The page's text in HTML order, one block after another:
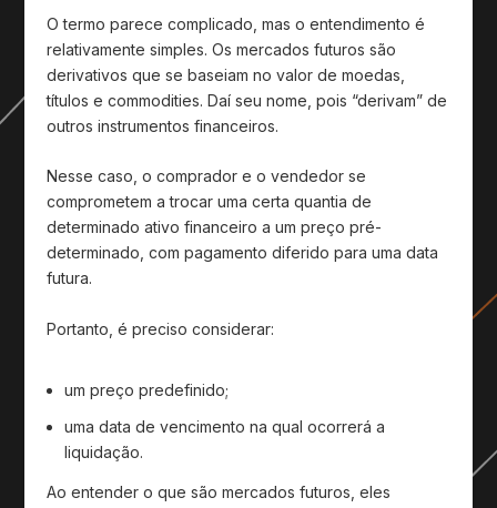
O termo parece complicado, mas o entendimento é
relativamente simples. Os mercados futuros são
derivativos que se baseiam no valor de moedas,
títulos e commodities. Daí seu nome, pois “derivam” de
outros instrumentos financeiros.
Nesse caso, o comprador e o vendedor se
comprometem a trocar uma certa quantia de
determinado ativo financeiro a um preço pré-
determinado, com pagamento diferido para uma data
futura.
Portanto, é preciso considerar:
um preço predefinido;
uma data de vencimento na qual ocorrerá a
liquidação.
Ao entender o que são mercados futuros, eles